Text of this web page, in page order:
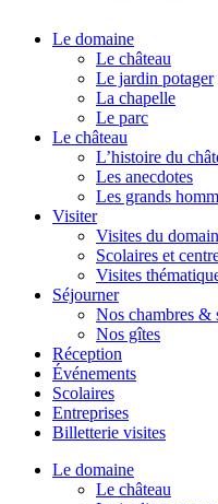
Le domaine
Le château
Le jardin potager
La chapelle
Le parc
Le château
L’histoire du
Les anecdotes
Les grands
Visiter
Visites du
Scolaires et
Visites
Séjourner
Nos chambres &
Nos gîtes
Réception
Événements
Scolaires
Entreprises
Billetterie visites
Le domaine
Le château